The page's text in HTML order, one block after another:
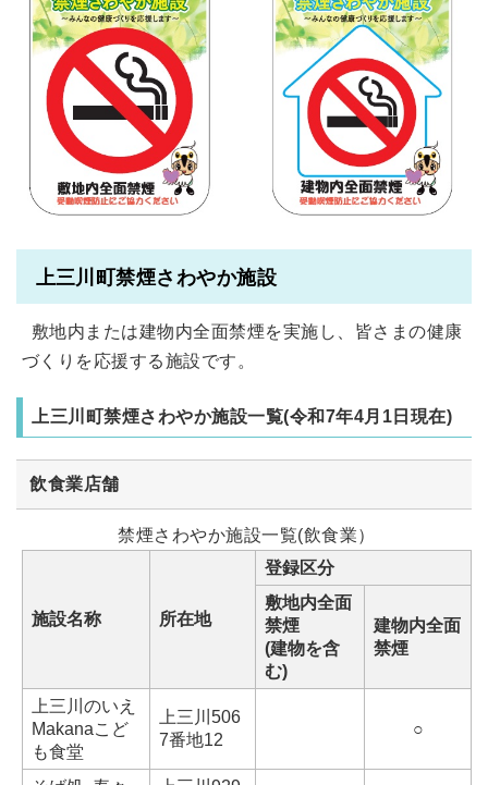
上三川町禁煙さわやか施設
敷地内または建物内全面禁煙を実施し、皆さまの健康
づくりを応援する施設です。
上三川町禁煙さわやか施設一覧(令和7年4月1日現在)
飲食業店舗
禁煙さわやか施設一覧(飲食業）
施設名称 所在地
登録区分
敷地内全面
禁煙
(建物を含
む)
建物内全面
禁煙
上三川のいえ
Makanaこど
も食堂
上三川506
7番地12
○